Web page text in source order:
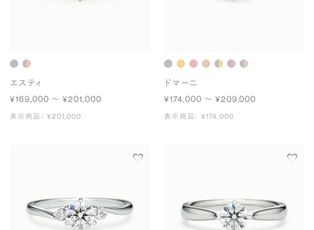
エスティ
¥169,000 〜 ¥201,000
表示商品： ¥201,000
ドマーニ
¥174,000 〜 ¥209,000
表示商品： ¥174,000